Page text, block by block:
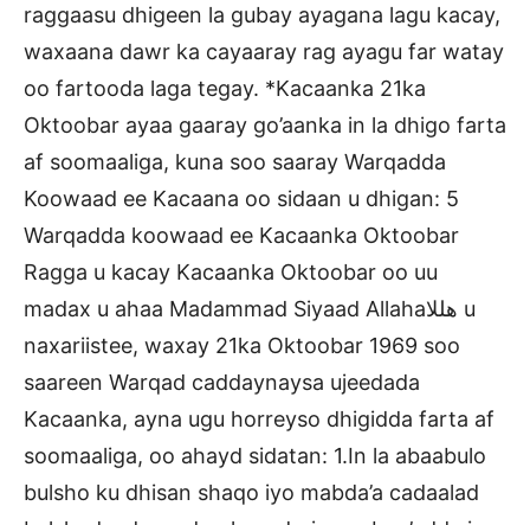
raggaasu dhigeen la gubay ayagana lagu kacay,
waxaana dawr ka cayaaray rag ayagu far watay
oo fartooda laga tegay. *Kacaanka 21ka
Oktoobar ayaa gaaray go’aanka in la dhigo farta
af soomaaliga, kuna soo saaray Warqadda
Koowaad ee Kacaana oo sidaan u dhigan: 5
Warqadda koowaad ee Kacaanka Oktoobar
Ragga u kacay Kacaanka Oktoobar oo uu
madax u ahaa Madammad Siyaad Allahaهللا u
naxariistee, waxay 21ka Oktoobar 1969 soo
saareen Warqad caddaynaysa ujeedada
Kacaanka, ayna ugu horreyso dhigidda farta af
soomaaliga, oo ahayd sidatan: 1.In la abaabulo
bulsho ku dhisan shaqo iyo mabda’a cadaalad